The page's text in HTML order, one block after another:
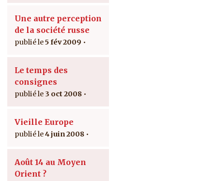
Une autre perception
de la société russe
5 fév 2009
Le temps des
consignes
3 oct 2008
Vieille Europe
4 juin 2008
Août 14 au Moyen
Orient ?